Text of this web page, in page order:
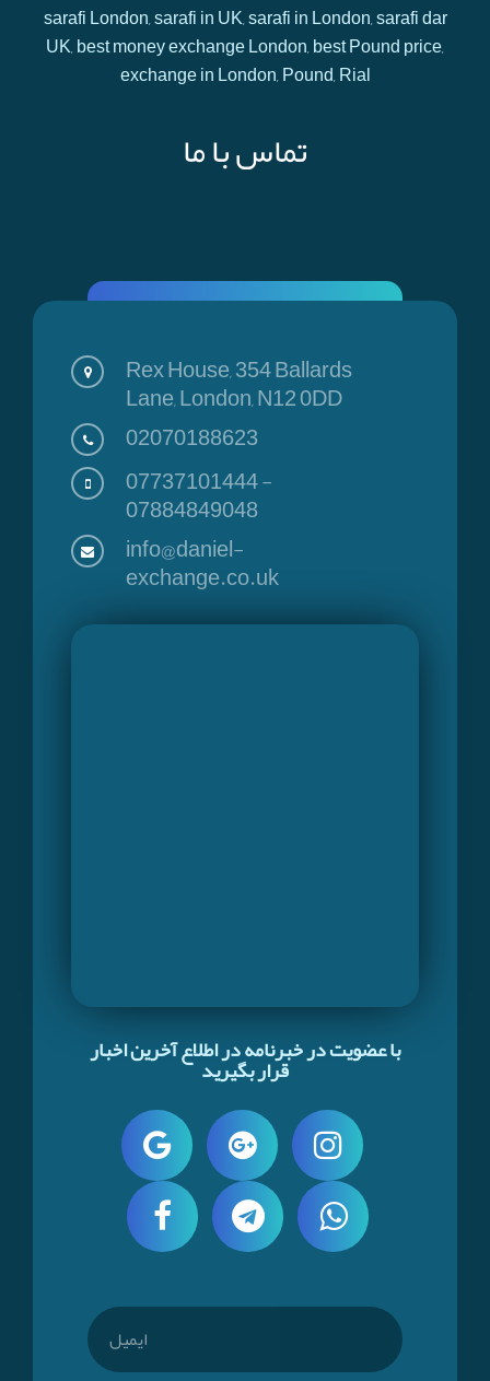
sarafi London, sarafi in UK, sarafi in London, sarafi dar
UK, best money exchange London, best Pound price,
exchange in London, Pound, Rial
تماس با ما
Rex House, 354 Ballards
Lane, London, N12 0DD
02070188623
07737101444-
07884849048
info@daniel-
exchange.co.uk
با عضویت در خبرنامه در اطلاع آخرین اخبار
قرار بگیرید